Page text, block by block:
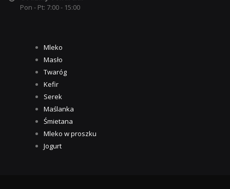
Pon - Pt: 7:00 - 15:00
Mleko
Masło
Twaróg
Kefir
Serek
Maślanka
Śmietana
Mleko w proszku
Jogurt